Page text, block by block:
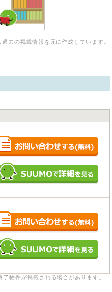
去の掲載情報を元に作成しています。
物件が掲載される場合があります。